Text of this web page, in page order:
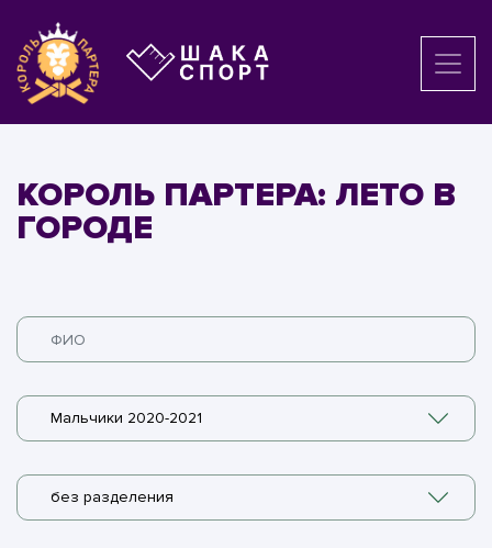
КОРОЛЬ ПАРТЕРА: ЛЕТО В
ГОРОДЕ
Мальчики 2020-2021
без разделения